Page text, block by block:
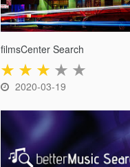
filmsCenter Search
★ ★ ★ ★ ★
2020-03-19